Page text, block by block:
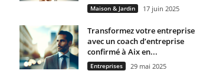
Maison & Jardin 17 juin 2025
Transformez votre entreprise
avec un coach d’entreprise
confirmé à Aix en...
Entreprises 29 mai 2025